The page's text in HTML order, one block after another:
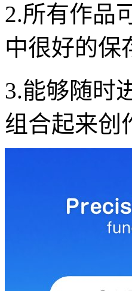
2.所有作品
中很好的保
3.能够随时
组合起来创